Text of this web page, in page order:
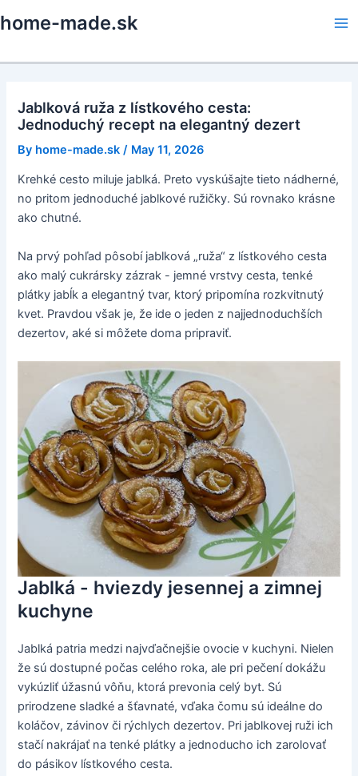
to
home-made.sk
Jablková ruža z lístkového cesta:
Jednoduchý recept na elegantný dezert
By home-made.sk / May 11, 2026
Krehké cesto miluje jablká. Preto vyskúšajte tieto nádherné,
no pritom jednoduché jablkové ružičky. Sú rovnako krásne
ako chutné.
Na prvý pohľad pôsobí jablková „ruža“ z lístkového cesta
ako malý cukrársky zázrak - jemné vrstvy cesta, tenké
plátky jabĺk a elegantný tvar, ktorý pripomína rozkvitnutý
kvet. Pravdou však je, že ide o jeden z najjednoduchších
dezertov, aké si môžete doma pripraviť.
Jablká - hviezdy jesennej a zimnej
kuchyne
Jablká patria medzi najvďačnejšie ovocie v kuchyni. Nielen
že sú dostupné počas celého roka, ale pri pečení dokážu
vykúzliť úžasnú vôňu, ktorá prevonia celý byt. Sú
prirodzene sladké a šťavnaté, vďaka čomu sú ideálne do
koláčov, závinov či rýchlych dezertov. Pri jablkovej ruži ich
stačí nakrájať na tenké plátky a jednoducho ich zarolovať
do pásikov lístkového cesta.